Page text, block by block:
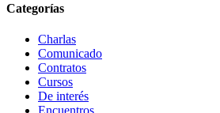
Categorías
Charlas
Comunicado
Contratos
Cursos
De interés
Encuentros